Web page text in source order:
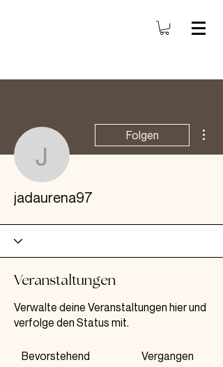
jadaurena97
Folgen
jadaurena97
Veranstaltungen
Verwalte deine Veranstaltungen hier und
verfolge den Status mit.
Bevorstehend Vergangen